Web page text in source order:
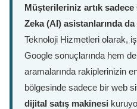
Müşterileriniz artık
Zeka (AI) asistanlarında da
Teknoloji Hizmetleri olarak,
Google sonuçlarında hem
aramalarında rakiplerinizin
bölgesinde sadece bir web
dijital satış makinesi